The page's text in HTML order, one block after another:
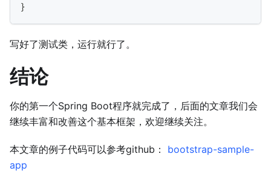
}
写好了测试类，运行就行了。
结论
你的第一个Spring Boot程序就完成了，后面的文章我们会
继续丰富和改善这个基本框架，欢迎继续关注。
本文章的例子代码可以参考github： bootstrap-sample-
app